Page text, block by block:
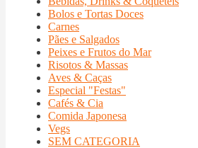
Bolos e Tortas Doces
Carnes
Pães e Salgados
Peixes e Frutos do Mar
Risotos & Massas
Aves & Caças
Especial "Festas"
Cafés & Cia
Comida Japonesa
Vegs
SEM CATEGORIA